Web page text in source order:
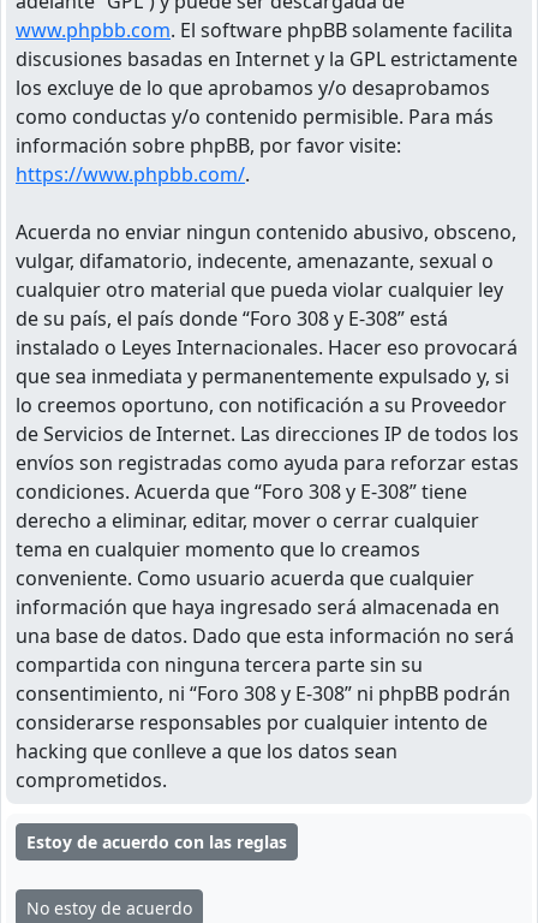
www.phpbb.com. El software phpBB solamente facilita
discusiones basadas en Internet y la GPL estrictamente
los excluye de lo que aprobamos y/o desaprobamos
como conductas y/o contenido permisible. Para más
información sobre phpBB, por favor visite:
https://www.phpbb.com/.
Acuerda no enviar ningun contenido abusivo, obsceno,
vulgar, difamatorio, indecente, amenazante, sexual o
cualquier otro material que pueda violar cualquier ley
de su país, el país donde “Foro 308 y E-308” está
instalado o Leyes Internacionales. Hacer eso provocará
que sea inmediata y permanentemente expulsado y, si
lo creemos oportuno, con notificación a su Proveedor
de Servicios de Internet. Las direcciones IP de todos los
envíos son registradas como ayuda para reforzar estas
condiciones. Acuerda que “Foro 308 y E-308” tiene
derecho a eliminar, editar, mover o cerrar cualquier
tema en cualquier momento que lo creamos
conveniente. Como usuario acuerda que cualquier
información que haya ingresado será almacenada en
una base de datos. Dado que esta información no será
compartida con ninguna tercera parte sin su
consentimiento, ni “Foro 308 y E-308” ni phpBB podrán
considerarse responsables por cualquier intento de
hacking que conlleve a que los datos sean
comprometidos.